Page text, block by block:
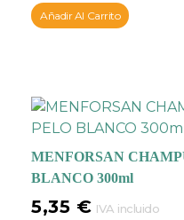
Añadir Al Carrito
MENFORSAN
BLANCO 300ml
5,35 € IVA incluido